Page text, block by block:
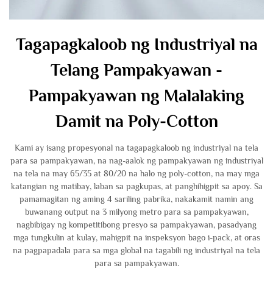
Tagapagkaloob ng Industriyal na
Telang Pampakyawan -
Pampakyawan ng Malalaking
Damit na Poly-Cotton
Kami ay isang propesyonal na tagapagkaloob ng industriyal na tela
para sa pampakyawan, na nag-aalok ng pampakyawan ng industriyal
na tela na may 65/35 at 80/20 na halo ng poly-cotton, na may mga
katangian ng matibay, laban sa pagkupas, at panghihigpit sa apoy. Sa
pamamagitan ng aming 4 sariling pabrika, nakakamit namin ang
buwanang output na 3 milyong metro para sa pampakyawan,
nagbibigay ng kompetitibong presyo sa pampakyawan, pasadyang
mga tungkulin at kulay, mahigpit na inspeksyon bago i-pack, at oras
na pagpapadala para sa mga global na tagabili ng industriyal na tela
para sa pampakyawan.